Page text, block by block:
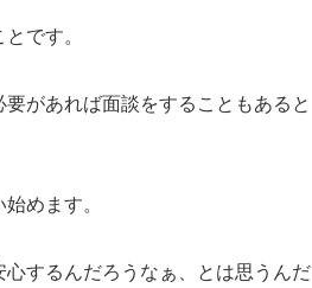
です。
があれば面談をすることもあると
めます。
するんだろうなぁ、とは思うんだ